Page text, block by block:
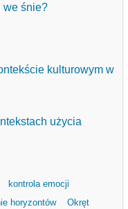
we śnie?
kulturowym w
użycia
kontrola emocji
horyzontów
Okręt